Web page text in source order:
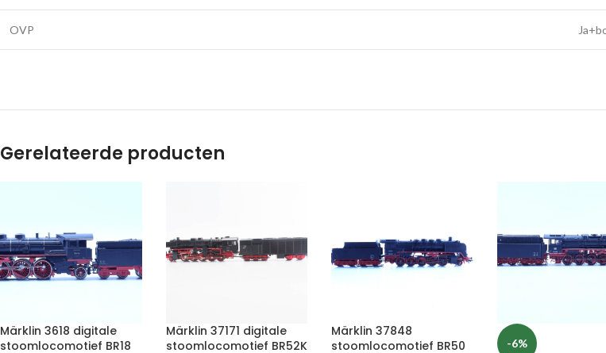
OVP
Gerelateerde producten
Märklin 3618 digitale
stoomlocomotief BR18
Märklin 37171 digitale
stoomlocomotief BR52K
Märklin 37848
stoomlocomotief BR50
-6%